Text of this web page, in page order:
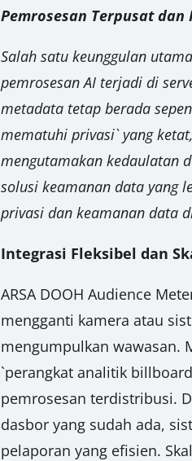
Pemrosesan Terpusat dan
Salah satu keunggulan
pemrosesan AI terjadi di
metadata tetap berada
mematuhi privasi` yang
mengutamakan kedaulatan
solusi keamanan data yang
privasi dan keamanan data
Integrasi Fleksibel dan
ARSA DOOH Audience
mengganti kamera atau
mengumpulkan wawasan.
`perangkat analitik
pemrosesan terdistribusi.
dasbor yang sudah ada,
pelaporan yang efisien.